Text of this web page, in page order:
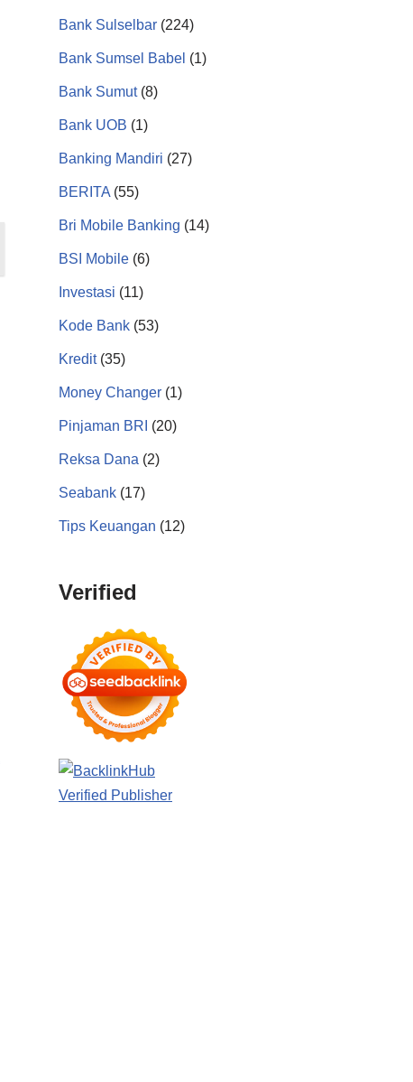
Bank Sulselbar (224)
Bank Sumsel Babel (1)
Bank Sumut(8)
Bank UOB (1)
Banking Mandiri (27)
BERITA (55)
Bri Mobile Banking (14)
BSI Mobile (6)
Investasi (11)
Kode Bank (53)
Kredit(35)
Money Changer (1)
Pinjaman BRI (20)
Reksa Dana (2)
Seabank (17)
Tips Keuangan (12)
Verified